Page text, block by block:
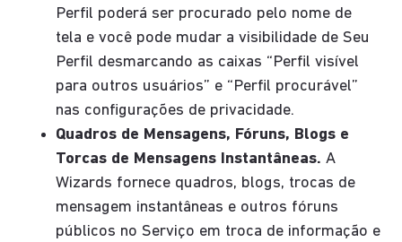
Perfil poderá ser procurado pelo nome de
tela e você pode mudar a visibilidade de Seu
Perfil desmarcando as caixas “Perfil visível
para outros usuários” e “Perfil procurável”
nas configurações de privacidade.
Quadros de Mensagens, Fóruns, Blogs e
Torcas de Mensagens Instantâneas.A
Wizards fornece quadros, blogs, trocas de
mensagem instantâneas e outros fóruns
públicos no Serviço em troca de informação e